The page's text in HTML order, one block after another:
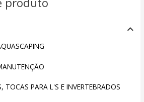
TOCAS PARA L'S E INVERTEBRADOS